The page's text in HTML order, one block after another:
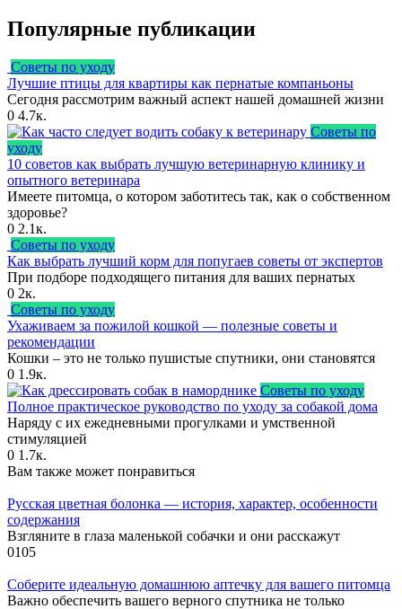
Популярные публикации
Советы по уходу
Лучшие птицы для квартиры как пернатые компаньоны
Сегодня рассмотрим важный аспект нашей домашней жизни
0 4.7к.
Советы по
уходу
10 советов как выбрать лучшую ветеринарную клинику и
опытного ветеринара
Имеете питомца, о котором заботитесь так, как о собственном
здоровье?
0 2.1к.
Советы по уходу
Как выбрать лучший корм для попугаев советы от экспертов
При подборе подходящего питания для ваших пернатых
0 2к.
Советы по уходу
Ухаживаем за пожилой кошкой — полезные советы и
рекомендации
Кошки – это не только пушистые спутники, они становятся
0 1.9к.
Советы по уходу
Полное практическое руководство по уходу за собакой дома
Наряду с их ежедневными прогулками и умственной
стимуляцией
0 1.7к.
Вам также может понравиться
Русская цветная болонка — история, характер, особенности
содержания
Взгляните в глаза маленькой собачки и они расскажут
0105
Соберите идеальную домашнюю аптечку для вашего питомца
Важно обеспечить вашего верного спутника не только